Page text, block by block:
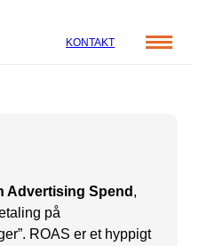
KONTAKT
Advertising Spend ,
på
ROAS er et hyppigt